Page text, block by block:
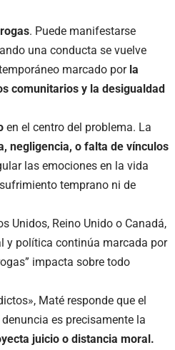
. Puede manifestarse
una conducta se vuelve
marcado por la
comunitarios y la desigualdad
en el centro del problema. La
negligencia, o falta de vínculos
las emociones en la vida
temprano ni de
Unidos, Reino Unido o Canadá,
y política continúa marcada por
impacta sobre todo
Maté responde que el
denuncia es precisamente la
juicio o distancia moral.